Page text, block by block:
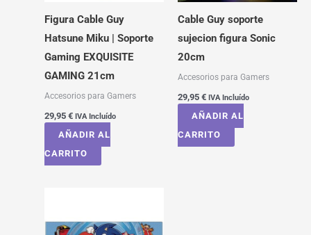
Figura Cable Guy
Hatsune Miku | Soporte
Gaming EXQUISITE
GAMING 21cm
Accesorios para Gamers
29,95 € IVA Incluído
AÑADIR AL
CARRITO
Cable Guy soporte
sujecion figura Sonic
20cm
Accesorios para Gamers
29,95 € IVA Incluído
AÑADIR AL
CARRITO